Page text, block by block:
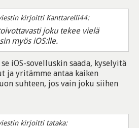
kirjoitti Kanttarelli44:
joku tekee vielä
myös iOS:lle.
iOS-sovelluskin saada, kyselyitä
ja yritämme antaa kaiken
suhteen, jos vain joku siihen
kirjoitti tataka: